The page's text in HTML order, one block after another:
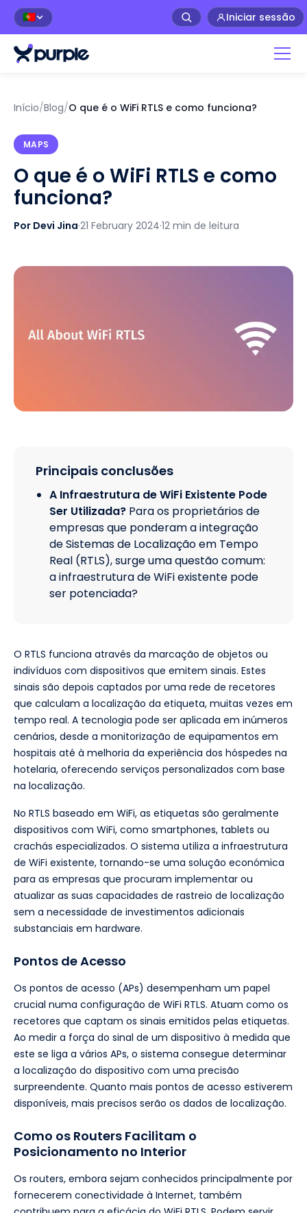
🇵🇹 Iniciar sessão
Início/Blog/O que é o WiFi RTLS e como funciona?
MAPS
O que é o WiFi RTLS e como
funciona?
Por Devi Jina·21 February 2024·12 min de leitura
Principais conclusões
A Infraestrutura de WiFi Existente Pode
Ser Utilizada? Para os proprietários de
empresas que ponderam a integração
de Sistemas de Localização em Tempo
Real (RTLS), surge uma questão comum:
a infraestrutura de WiFi existente pode
ser potenciada?
O RTLS funciona através da marcação de objetos ou
indivíduos com dispositivos que emitem sinais. Estes
sinais são depois captados por uma rede de recetores
que calculam a localização da etiqueta, muitas vezes em
tempo real. A tecnologia pode ser aplicada em inúmeros
cenários, desde a monitorização de equipamentos em
hospitais até à melhoria da experiência dos hóspedes na
hotelaria, oferecendo serviços personalizados com base
na localização.
No RTLS baseado em WiFi, as etiquetas são geralmente
dispositivos com WiFi, como smartphones, tablets ou
crachás especializados. O sistema utiliza a infraestrutura
de WiFi existente, tornando-se uma solução económica
para as empresas que procuram implementar ou
atualizar as suas capacidades de rastreio de localização
sem a necessidade de investimentos adicionais
substanciais em hardware.
Pontos de Acesso
Os pontos de acesso (APs) desempenham um papel
crucial numa configuração de WiFi RTLS. Atuam como os
recetores que captam os sinais emitidos pelas etiquetas.
Ao medir a força do sinal de um dispositivo à medida que
este se liga a vários APs, o sistema consegue determinar
a localização do dispositivo com uma precisão
surpreendente. Quanto mais pontos de acesso estiverem
disponíveis, mais precisos serão os dados de localização.
Como os Routers Facilitam o
Posicionamento no Interior
Os routers, embora sejam conhecidos principalmente por
fornecerem conectividade à Internet, também